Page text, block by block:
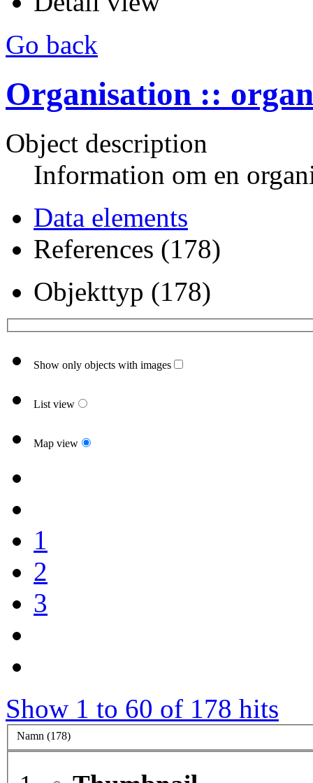
Go back
Organisation ::
Object description
Information om en
Data elements
References (178)
Objekttyp (178)
Show only objects with images
List view
Map view
1
2
3
Show 1 to 60 of 178 hits
Namn (178)